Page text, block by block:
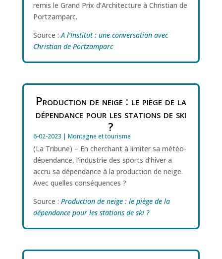
remis le Grand Prix d’Architecture à Christian de
Portzamparc.
Source :A l’Institut : une conversation avec
Christian de Portzamparc
Production de neige : le piège de la
dépendance pour les stations de ski
?
6-02-2023 | Montagne et tourisme
(La Tribune) – En cherchant à limiter sa météo-
dépendance, l’industrie des sports d’hiver a
accru sa dépendance à la production de neige.
Avec quelles conséquences ?
Source : Production de neige : le piège de la
dépendance pour les stations de ski ?